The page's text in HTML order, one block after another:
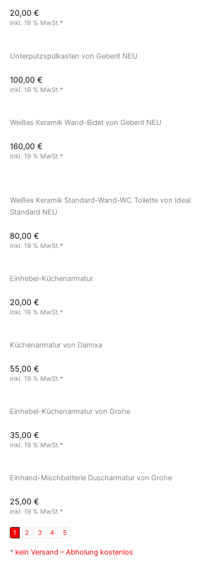
20,00 €
inkl. 19 % MwSt.*
Unterputzspülkasten von Geberit NEU
100,00 €
inkl. 19 % MwSt.*
Weißes Keramik Wand-Bidet von Geberit NEU
160,00 €
inkl. 19 % MwSt.*
Weißes Keramik Standard-Wand-WC Toilette von Ideal
Standard NEU
80,00 €
inkl. 19 % MwSt.*
Einhebel-Küchenarmatur
20,00 €
inkl. 19 % MwSt.*
Küchenarmatur von Damixa
55,00 €
inkl. 19 % MwSt.*
Einhebel-Küchenarmatur von Grohe
35,00 €
inkl. 19 % MwSt.*
Einhand-Mischbatterie Duscharmatur von Grohe
25,00 €
inkl. 19 % MwSt.*
1 2 3 4 5
* kein Versand – Abholung kostenlos